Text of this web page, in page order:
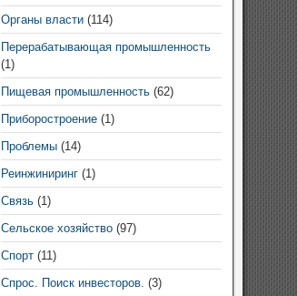
Органы власти(114)
Перерабатывающая промышленность
(1)
Пищевая промышленность(62)
Приборостроение(1)
Проблемы(14)
Реинжиниринг(1)
Связь(1)
Сельское хозяйство(97)
Спорт(11)
Спрос. Поиск инвесторов. (3)